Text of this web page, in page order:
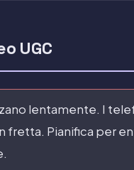
UGC
lentamente. I
fretta. Pianifica per